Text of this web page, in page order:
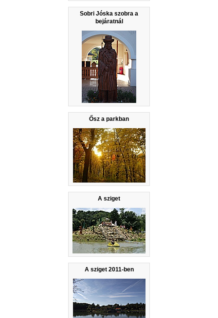
Sobri Jóska szobra a
bejáratnál
Ősz a parkban
A sziget
A sziget 2011-ben